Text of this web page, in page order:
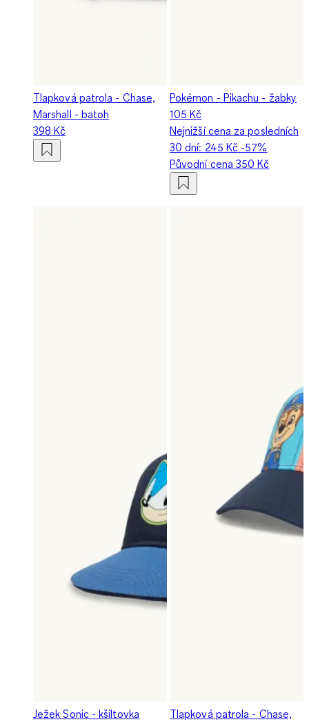
Tlapková patrola - Chase,
Marshall - batoh
398 Kč
Pokémon - Pikachu - žabky
105 Kč
Nejnižší cena za posledních
30 dní: 245 Kč -57%
Původní cena350 Kč
Ježek Sonic - kšiltovka
Tlapková patrola - Chase,